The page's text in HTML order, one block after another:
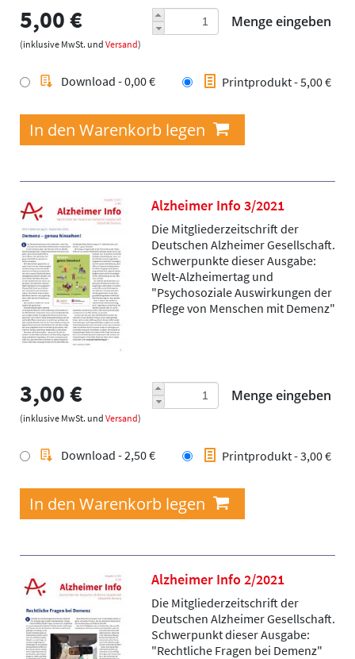
5,00 €
(inklusive MwSt. und Versand)
Printprodukt - 5,00 €
Download - 0,00 €
Menge eingeben
Alzheimer Info 3/2021
Die Mitgliederzeitschrift der
Deutschen Alzheimer Gesellschaft.
Schwerpunkte dieser Ausgabe:
Welt-Alzheimertag und
"Psychosoziale Auswirkungen der
Pflege von Menschen mit Demenz"
3,00 €
(inklusive MwSt. und Versand)
Printprodukt - 3,00 €
Download - 2,50 €
Menge eingeben
Alzheimer Info 2/2021
Die Mitgliederzeitschrift der
Deutschen Alzheimer Gesellschaft.
Schwerpunkt dieser Ausgabe:
"Rechtliche Fragen bei Demenz"